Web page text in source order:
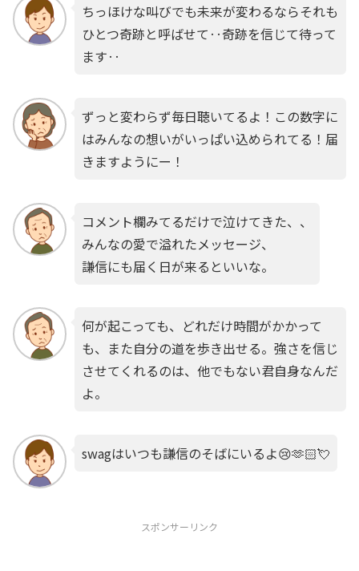
ちっほけな叫びでも未来が変わるならそれも
ひとつ奇跡と呼ばせて‥奇跡を信じて待って
ます‥
ずっと変わらず毎日聴いてるよ！この数字に
はみんなの想いがいっぱい込められてる！届
きますようにー！
コメント欄みてるだけで泣けてきた、、
みんなの愛で溢れたメッセージ、
謙信にも届く日が来るといいな。
何が起こっても、どれだけ時間がかかって
も、また自分の道を歩き出せる。強さを信じ
させてくれるのは、他でもない君自身なんだ
よ。
swagはいつも謙信のそばにいるよ😢‪🫶🏻💘
スポンサーリンク